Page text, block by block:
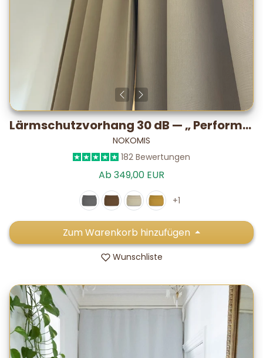
Lärmschutzvorhang 30 dB — „ Performance “ PLUS, im Labor getestet
NOKOMIS
182 Bewertungen
Ab 349,00 EUR
+1
Zum Warenkorb hinzufügen
Wunschliste